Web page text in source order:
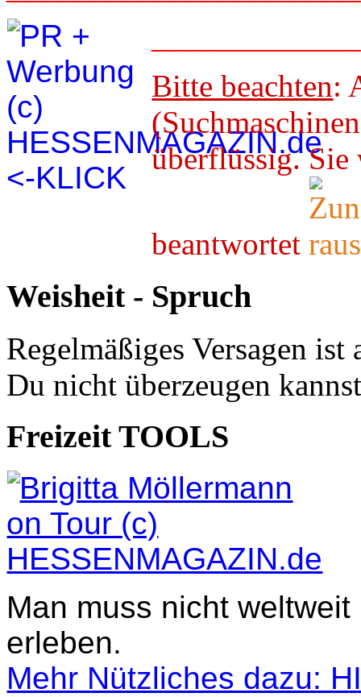
Bitte beachten:
überflüssig.
beantwortet
Weisheit - Spruch
Regelmäßiges Versagen
Du nicht überzeugen
Freizeit TOOLS
Man muss nicht
erleben.
Mehr Nützliches dazu: